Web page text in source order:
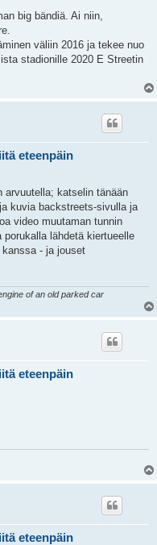
big bändiä. Ai niin,
väliin 2016 ja tekee nuo
stadionille 2020 E Streetin
eteenpäin
arvuutella; katselin tänään
kuvia backstreets-sivulla ja
video muutaman tunnin
lähdetä kiertueelle
- ja jouset
of an old parked car
eteenpäin
eteenpäin